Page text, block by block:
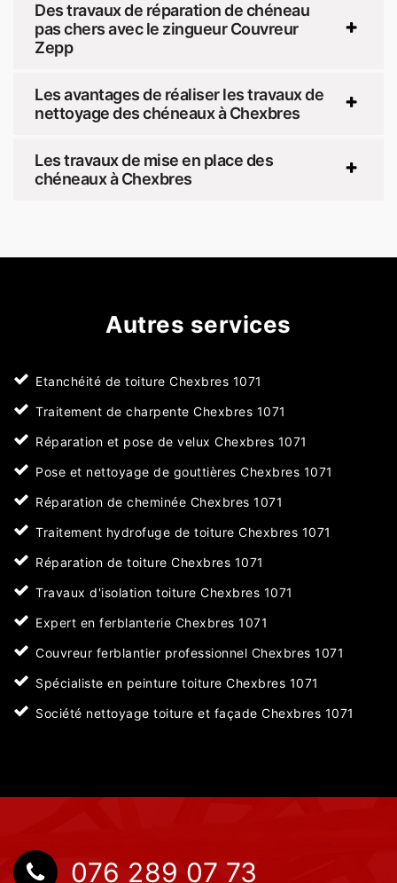
Des travaux de réparation de chéneau
pas chers avec le zingueur Couvreur
Zepp
Les avantages de réaliser les travaux de
nettoyage des chéneaux à Chexbres
Les travaux de mise en place des
chéneaux à Chexbres
Autres services
Etanchéité de toiture Chexbres 1071
Traitement de charpente Chexbres 1071
Réparation et pose de velux Chexbres 1071
Pose et nettoyage de gouttières Chexbres 1071
Réparation de cheminée Chexbres 1071
Traitement hydrofuge de toiture Chexbres 1071
Réparation de toiture Chexbres 1071
Travaux d'isolation toiture Chexbres 1071
Expert en ferblanterie Chexbres 1071
Couvreur ferblantier professionnel Chexbres 1071
Spécialiste en peinture toiture Chexbres 1071
Société nettoyage toiture et façade Chexbres 1071
076 289 07 73